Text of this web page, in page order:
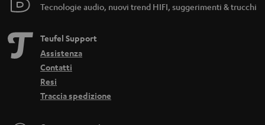
Tecnologie audio, nuovi trend HIFI, suggerimenti & trucchi
Teufel Support
Assistenza
Contatti
Resi
Traccia spedizione